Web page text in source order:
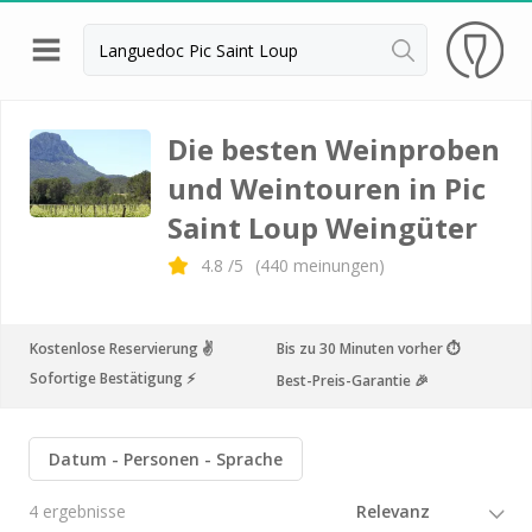
Zurück
Weingüter & Weinprobe Banyuls
Weingüter & Weinprobe Hérault
Weingüter & Weinprobe Montpellier
Weingüter & Weinprobe Narbonne
Weingüter & Weinprobe Perpignan
Weingüter & Weinprobe Bordeaux
Weingüter & Weinprobe Beaujolais
Die besten Weinproben
und Weintouren in Pic
Saint Loup Weingüter
4.8 /5 (440 meinungen)
Kostenlose Reservierung ✌️
Bis zu 30 Minuten vorher ⏱
Sofortige Bestätigung ⚡️
Best-Preis-Garantie 🎉
Datum Personen Sprache
4 ergebnisse